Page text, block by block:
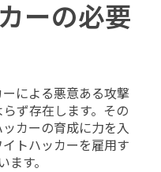
ーの必要
による悪意ある攻撃
ず存在します。その
カーの育成に力を入
トハッカーを雇用す
ます。